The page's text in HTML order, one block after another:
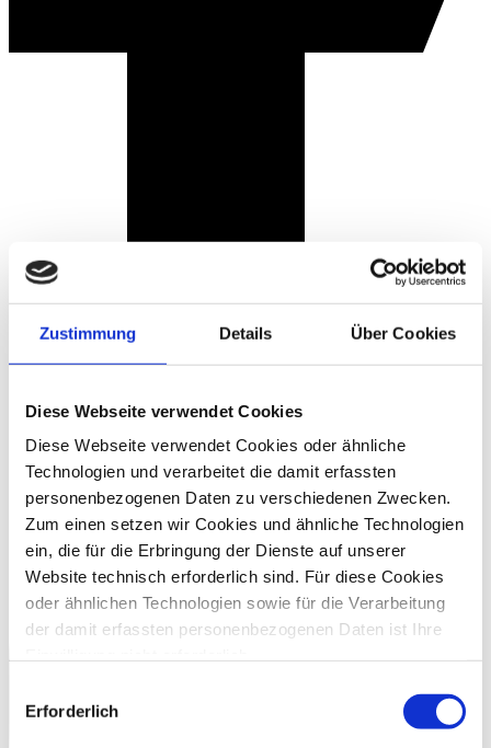
Zustimmung Details Über Cookies
Diese Webseite verwendet Cookies
Diese Webseite verwendet Cookies oder ähnliche
Technologien und verarbeitet die damit erfassten
personenbezogenen Daten zu verschiedenen Zwecken.
Zum einen setzen wir Cookies und ähnliche Technologien
ein, die für die Erbringung der Dienste auf unserer
Website technisch erforderlich sind. Für diese Cookies
oder ähnlichen Technologien sowie für die Verarbeitung
der damit erfassten personenbezogenen Daten ist Ihre
mit Ihrer ausdrücklichen Einwilligung einsetzen und die
Erforderlich